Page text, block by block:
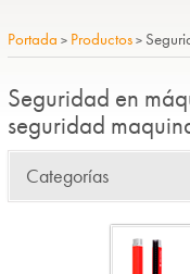
Portada > Productos>
Seguridad en
seguridad
Categorías